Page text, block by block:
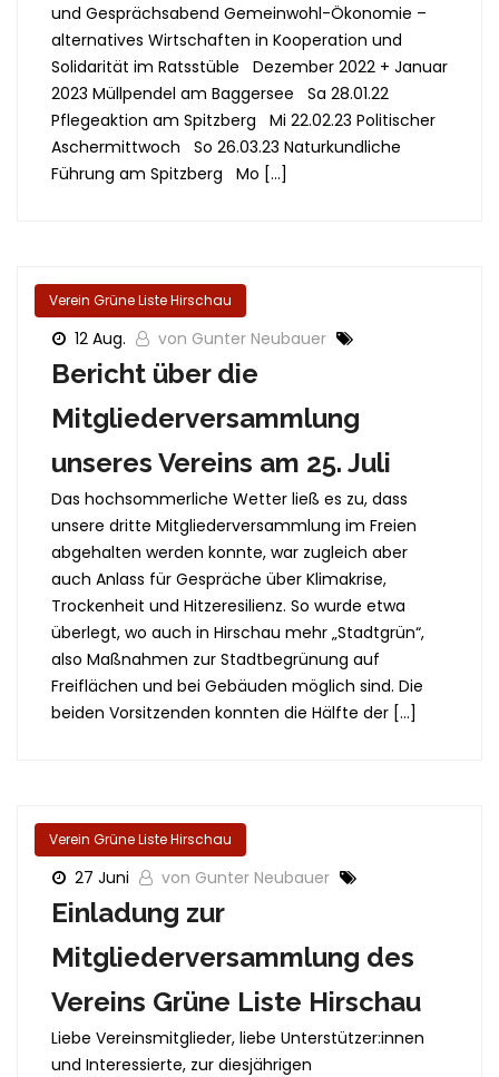
und Gesprächsabend Gemeinwohl-Ökonomie –
alternatives Wirtschaften in Kooperation und
Solidarität im Ratsstüble Dezember 2022 + Januar
2023 Müllpendel am Baggersee Sa 28.01.22
Pflegeaktion am Spitzberg Mi 22.02.23 Politischer
Aschermittwoch So 26.03.23 Naturkundliche
Führung am Spitzberg Mo […]
Verein Grüne Liste Hirschau
12 Aug. von Gunter Neubauer
Bericht über die
Mitgliederversammlung
unseres Vereins am 25. Juli
Das hochsommerliche Wetter ließ es zu, dass
unsere dritte Mitgliederversammlung im Freien
abgehalten werden konnte, war zugleich aber
auch Anlass für Gespräche über Klimakrise,
Trockenheit und Hitzeresilienz. So wurde etwa
überlegt, wo auch in Hirschau mehr „Stadtgrün“,
also Maßnahmen zur Stadtbegrünung auf
Freiflächen und bei Gebäuden möglich sind. Die
beiden Vorsitzenden konnten die Hälfte der […]
Verein Grüne Liste Hirschau
27 Juni von Gunter Neubauer
Einladung zur
Mitgliederversammlung des
Vereins Grüne Liste Hirschau
Liebe Vereinsmitglieder, liebe Unterstützer:innen
und Interessierte, zur diesjährigen